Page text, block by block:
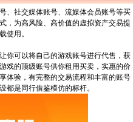
、社交媒体账号、流媒体会员账号等买
，为高风险、高价值的虚拟资产交易提
使用。
你可以将自己的游戏账号进行代售，获
戏的顶级账号供你租用买卖，实惠的价
体验，有完整的交易流程和丰富的账号
都是同行借鉴模仿的标杆。